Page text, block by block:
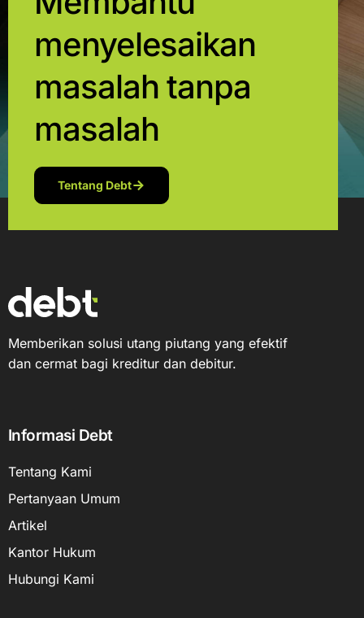
menyelesaikan
masalah tanpa
masalah
Tentang Debt
Memberikan solusi utang piutang yang efektif
dan cermat bagi kreditur dan debitur.
Informasi Debt
Tentang Kami
Pertanyaan Umum
Artikel
Kantor Hukum
Hubungi Kami